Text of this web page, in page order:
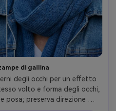
di gallina
degli occhi per un effetto
volto e forma degli occhi,
posa; preserva direzione